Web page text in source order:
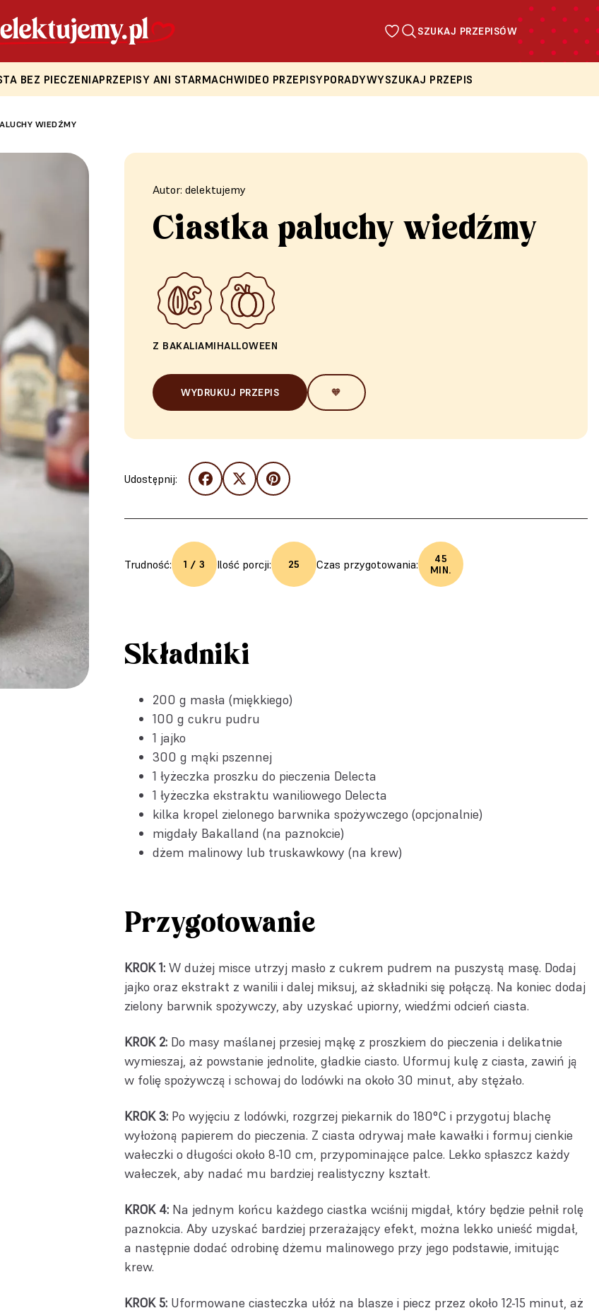
SZUKAJ PRZEPISÓW
BEZ PIECZENIAPRZEPISY ANI STARMACHWIDEO PRZEPISYPORADYWYSZUKAJ PRZEPIS
WIEDŹMY
Autor: delektujemy
Ciastka paluchy wiedźmy
Z BAKALIAMIHALLOWEEN
WYDRUKUJ PRZEPIS 🧡
Udostępnij:
Trudność: 1 / 3 Ilość porcji: 25 Czas przygotowania:
45
MIN.
Składniki
200 g masła (miękkiego)
100 g cukru pudru
1 jajko
300 g mąki pszennej
1 łyżeczka proszku do pieczenia Delecta
1 łyżeczka ekstraktu waniliowego Delecta
kilka kropel zielonego barwnika spożywczego (opcjonalnie)
migdały Bakalland (na paznokcie)
dżem malinowy lub truskawkowy (na krew)
Przygotowanie
KROK 1: W dużej misce utrzyj masło z cukrem pudrem na puszystą masę. Dodaj
jajko oraz ekstrakt z wanilii i dalej miksuj, aż składniki się połączą. Na koniec dodaj
zielony barwnik spożywczy, aby uzyskać upiorny, wiedźmi odcień ciasta.
KROK 2: Do masy maślanej przesiej mąkę z proszkiem do pieczenia i delikatnie
wymieszaj, aż powstanie jednolite, gładkie ciasto. Uformuj kulę z ciasta, zawiń ją
w folię spożywczą i schowaj do lodówki na około 30 minut, aby stężało.
KROK 3: Po wyjęciu z lodówki, rozgrzej piekarnik do 180°C i przygotuj blachę
wyłożoną papierem do pieczenia. Z ciasta odrywaj małe kawałki i formuj cienkie
wałeczki o długości około 8-10 cm, przypominające palce. Lekko spłaszcz każdy
wałeczek, aby nadać mu bardziej realistyczny kształt.
KROK 4: Na jednym końcu każdego ciastka wciśnij migdał, który będzie pełnił rolę
paznokcia. Aby uzyskać bardziej przerażający efekt, można lekko unieść migdał,
a następnie dodać odrobinę dżemu malinowego przy jego podstawie, imitując
krew.
KROK 5: Uformowane ciasteczka ułóż na blasze i piecz przez około 12-15 minut, aż